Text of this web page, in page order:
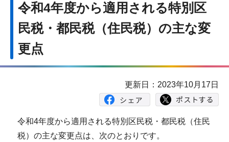
す
令和4年度から適用される特別区
民税・都民税（住民税）の主な変
更点
更新日：2023年10月17日
令和4年度から適用される特別区民税・都民税（住民
税）の主な変更点は、次のとおりです。